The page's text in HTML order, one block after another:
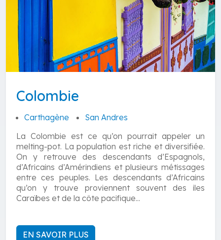
Colombie
Carthagène
San Andres
La Colombie est ce qu’on pourrait appeler un
melting-pot. La population est riche et diversifiée.
On y retrouve des descendants d’Espagnols,
d’Africains d’Amérindiens et plusieurs métissages
entre ces peuples. Les descendants d’Africains
qu’on y trouve proviennent souvent des iles
Caraïbes et de la côte pacifique...
EN SAVOIR PLUS